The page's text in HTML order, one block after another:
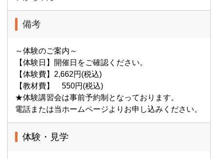
備考
～体験のご案内～
【体験日】開催日をご確認ください。
【体験費】2,662円(税込)
【教材費】 550円(税込)
★体験講習会は事前予約制となっております。
電話または当ホームページよりお申し込みください。
体験・見学